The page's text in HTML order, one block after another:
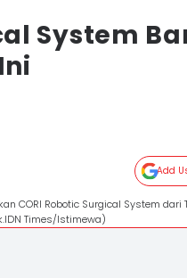
System
Add
CORI Robotic Surgical System dari
Times/Istimewa)